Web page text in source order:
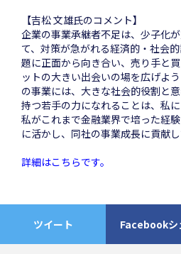
【吉松 文雄氏のコメント】
企業の事業承継者不足は、少子化
て、対策が急がれる経済的・社会
題に正面から向き合い、売り手と
ットの大きい出会いの場を広げよ
の事業には、大きな社会的役割と
持つ若手の力になれることは、私に
私がこれまで金融業界で培った経
に活かし、同社の事業成長に貢献
詳細はこちらです。
ツイート Facebookシ